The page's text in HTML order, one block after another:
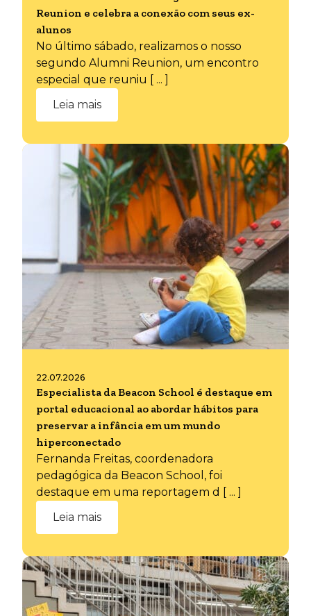
Reunion e celebra a conexão com seus ex-
alunos
No último sábado, realizamos o nosso
segundo Alumni Reunion, um encontro
especial que reuniu [ ... ]
Leia mais
22.07.2026
Especialista da Beacon School é destaque em
portal educacional ao abordar hábitos para
preservar a infância em um mundo
hiperconectado
Fernanda Freitas, coordenadora
pedagógica da Beacon School, foi
destaque em uma reportagem d [ ... ]
Leia mais